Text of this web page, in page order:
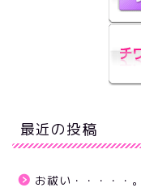
最近の投稿
お祓い・・・・・。